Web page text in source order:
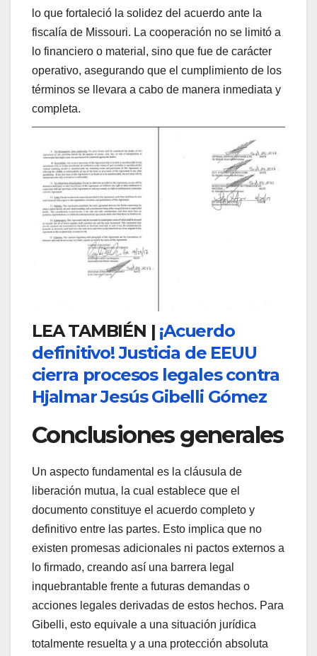
lo que fortaleció la solidez del acuerdo ante la
fiscalía de Missouri. La cooperación no se limitó a
lo financiero o material, sino que fue de carácter
operativo, asegurando que el cumplimiento de los
términos se llevara a cabo de manera inmediata y
completa.
LEA TAMBIÉN | ¡Acuerdo
definitivo! Justicia de EEUU
cierra procesos legales contra
Hjalmar Jesús Gibelli Gómez
Conclusiones generales
Un aspecto fundamental es la cláusula de
liberación mutua, la cual establece que el
documento constituye el acuerdo completo y
definitivo entre las partes. Esto implica que no
existen promesas adicionales ni pactos externos a
lo firmado, creando así una barrera legal
inquebrantable frente a futuras demandas o
acciones legales derivadas de estos hechos. Para
Gibelli, esto equivale a una situación jurídica
totalmente resuelta y a una protección absoluta